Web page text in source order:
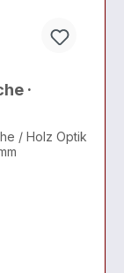
·
/ Holz Optik